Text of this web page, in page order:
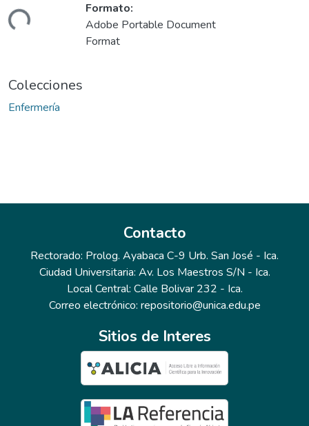
Formato:
Adobe Portable Document
Format
Colecciones
Enfermería
Contacto
Rectorado: Prolog. Ayabaca C-9 Urb. San José - Ica.
Ciudad Universitaria: Av. Los Maestros S/N - Ica.
Local Central: Calle Bolivar 232 - Ica.
Correo electrónico: repositorio@unica.edu.pe
Sitios de Interes